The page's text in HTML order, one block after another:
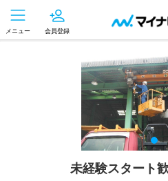
メニュー 会員登録
未経験スタート